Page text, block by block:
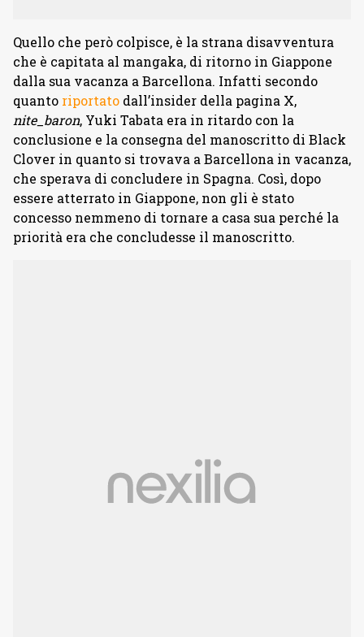
Quello che però colpisce, è la strana disavventura
che è capitata al mangaka, di ritorno in Giappone
dalla sua vacanza a Barcellona. Infatti secondo
quanto riportato dall’insider della pagina X,
nite_baron, Yuki Tabata era in ritardo con la
conclusione e la consegna del manoscritto di Black
Clover in quanto si trovava a Barcellona in vacanza,
che sperava di concludere in Spagna. Così, dopo
essere atterrato in Giappone, non gli è stato
concesso nemmeno di tornare a casa sua perché la
priorità era che concludesse il manoscritto.